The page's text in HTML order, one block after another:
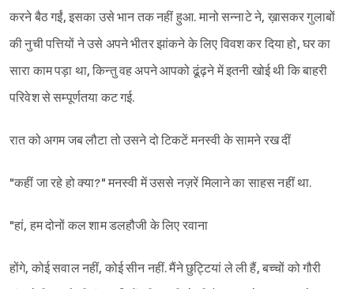
करने बैठ गईं, इसका उसे भान तक नहीं हुआ. मानो सन्नाटे ने, ख़ासकर गुलाबों
की नुची पत्तियों ने उसे अपने भीतर झांकने के लिए विवश कर दिया हो, घर का
सारा काम पड़ा था, किन्तु वह अपने आपको ढूंढ़ने में इतनी खोई थी कि बाहरी
परिवेश से सम्पूर्णतया कट गई.
रात को अगम जब लौटा तो उसने दो टिकटें मनस्वी के सामने रख दीं
"कहीं जा रहे हो क्या?" मनस्वी में उससे नज़रें मिलाने का साहस नहीं था.
"हां, हम दोनों कल शाम डलहौजी के लिए रवाना
होंगे, कोई सवाल नहीं, कोई सीन नहीं. मैंने छुट्टियां ले ली हैं, बच्चों को गौरी